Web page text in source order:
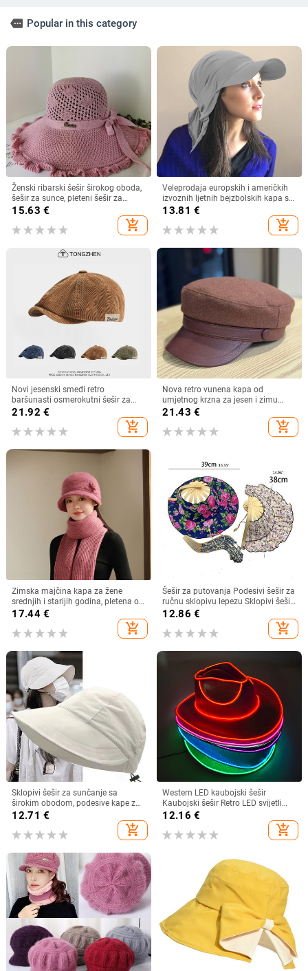
more Popular in this category
Ženski ribarski šešir širokog oboda,
šešir za sunce, pleteni šešir za
sunce, šešir za odmor na plaži, šešir
15.63 €
add_shopping_cart
Veleprodaja europskih i američkih
izvoznih ljetnih bejzbolskih kapa s
vezicom na leđima, vanjski šešir,
13.81 €
add_shopping_cart
Novi jesenski smeđi retro
baršunasti osmerokutni šešir za
muškarce i žene, nošen unatrag s
beretkom, univerzalni šešir u jednoj
boji za jesen i zimu
21.92 €
add_shopping_cart
Nova retro vunena kapa od
umjetnog krzna za jesen i zimu
2025. za žene, britanski
osmerokutni ravni cilindar za
književna putovanja
21.43 €
add_shopping_cart
Zimska majčina kapa za žene
srednjih i starijih godina, pletena od
zečjeg krzna, otporna na hladnoću,
topla, vunena kapa plus baršunasta
kapa za umivaonik
17.44€
add_shopping_cart
Šešir za putovanja Podesivi šešir za
ručnu sklopivu lepezu Sklopivi šešir
od bambusa i lepeza Ljetna plaža
12.86 €
add_shopping_cart
Sklopivi šešir za sunčanje sa
širokim obodom, podesive kape za
muškarce, žene, šeširi za plažu,
ljetni brzosušeći viziri, ribarska kapa
12.71 €
add_shopping_cart
Western LED kaubojski šešir
Kaubojski šešir Retro LED svijetli
obod Jazz cilindar Svjetleći
mladenkin šešir Cosplay kostim
Kaubojsko odijelo za žene
12.16 €
add_shopping_cart